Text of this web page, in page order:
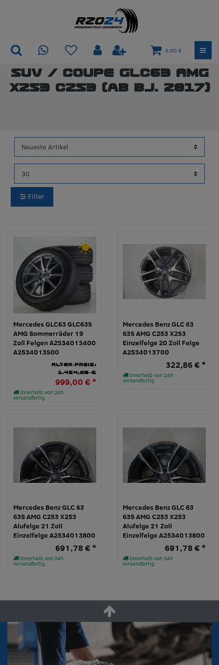
0,00 €
SUV / Coupe GLC63 AMG
X253 C253 (ab Bj. 2017)
Filter
Mercedes GLC63 GLC63S
AMG Sommerräder 19
Zoll Felgen A2534013400
A2534013500
Innerhalb von 24h
versandfertig.
Alter Preis:
1.454,03 €
999,00 € *
Mercedes Benz GLC 63
63S AMG C253 X253
Einzelfelge 20 Zoll Felge
A2534013700
Innerhalb von 24h
versandfertig.
322,86 € *
Mercedes Benz GLC 63
63S AMG C253 X253
Alufelge 21 Zoll
Einzelfelge A2534013800
Innerhalb von 24h
versandfertig.
691,78 € *
Mercedes Benz GLC 63
63S AMG C253 X253
Alufelge 21 Zoll
Einzelfelge A2534013800
Innerhalb von 24h
versandfertig.
691,78 € *